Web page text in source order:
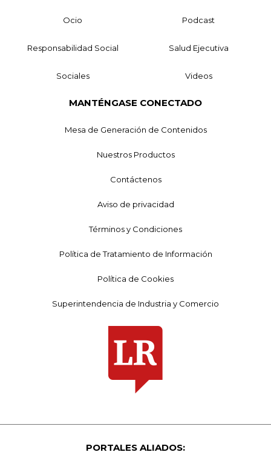
Ocio Podcast
Responsabilidad Social Salud Ejecutiva
Sociales Videos
MANTÉNGASE CONECTADO
Mesa de Generación de Contenidos
Nuestros Productos
Contáctenos
Aviso de privacidad
Términos y Condiciones
Política de Tratamiento de Información
Política de Cookies
Superintendencia de Industria y Comercio
PORTALES ALIADOS: